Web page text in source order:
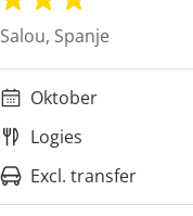
Salou, Spanje
Oktober
Logies
Excl. transfer